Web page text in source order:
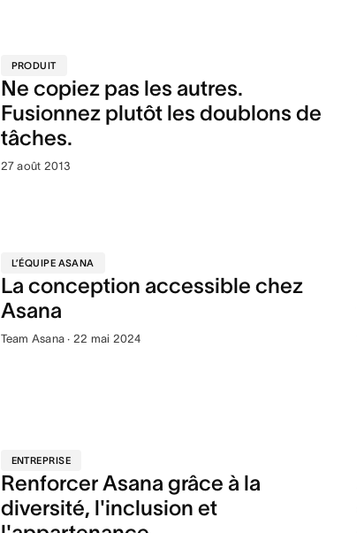
PRODUIT
Ne copiez pas les autres.
Fusionnez plutôt les doublons de
tâches.
27 août 2013
L’ÉQUIPE ASANA
La conception accessible chez
Asana
Team Asana · 22 mai 2024
ENTREPRISE
Renforcer Asana grâce à la
diversité, l'inclusion et